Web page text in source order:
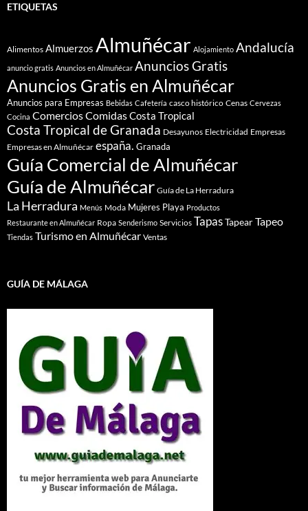
ETIQUETAS
Alimentos Almuerzos Almuñécar Alojamiento Andalucía
anuncio gratis Anuncios en Almuñécar Anuncios Gratis
Anuncios Gratis en Almuñécar
Anuncios para Empresas Bebidas Cafetería casco histórico Cenas Cervezas
Cocina ComerciosComidasCosta Tropical
Costa Tropical de Granada Desayunos Electricidad Empresas
Empresas en Almuñécar españa. Granada
Guía Comercial de Almuñécar
Guía de Almuñécar Guía de La Herradura
La Herradura Menús Moda Mujeres Playa Productos
Restaurante en Almuñécar Ropa Senderismo Servicios TapasTapearTapeo
Tiendas Turismo en Almuñécar Ventas
GUÍA DE MÁLAGA